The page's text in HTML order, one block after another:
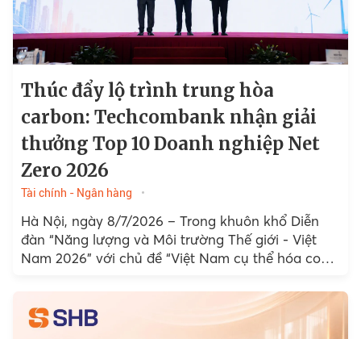
Thúc đẩy lộ trình trung hòa
carbon: Techcombank nhận giải
thưởng Top 10 Doanh nghiệp Net
Zero 2026
Tài chính - Ngân hàng
Hà Nội, ngày 8/7/2026 – Trong khuôn khổ Diễn
đàn “Năng lượng và Môi trường Thế giới - Việt
Nam 2026” với chủ đề “Việt Nam cụ thể hóa con